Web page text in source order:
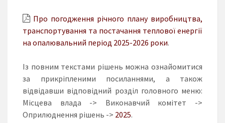
Про погодження річного плану виробництва,
транспортування та постачання теплової енергії
на опалювальний період 2025-2026 роки.
Із повним текстами рішень можна ознайомитися
за прикріпленими посиланнями, а також
відвідавши відповідний розділ головного меню:
Місцева влада -> Виконавчий комітет ->
Оприлюднення рішень -> 2025.